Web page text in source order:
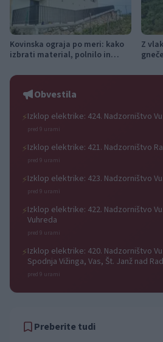
Kovinska ograja po meri: kako
izbrati material, polnilo in
Z
Obvestila
⚡Izklop elektrike: 424. Nadzorništvo
pred 9 urami
⚡Izklop elektrike: 421. Nadzorništvo
pred 9 urami
⚡Izklop elektrike: 423. Nadzorništvo
pred 9 urami
⚡Izklop elektrike: 422. Nadzorništvo
Vuhreda
pred 9 urami
⚡Izklop elektrike: 420. Nadzorništvo
Spodnja Vižinga, Vas, Št. Janž nad
pred 9 urami
Preberite tudi